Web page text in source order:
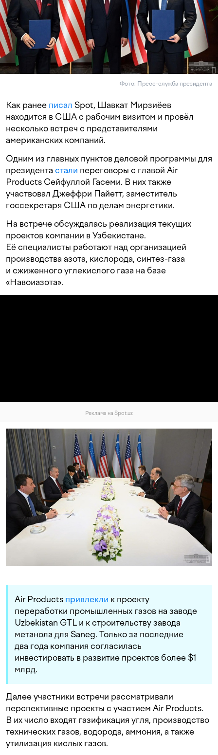
Фото: Пресс-служба президента
Как ранее писал Spot, Шавкат Мирзиёев
находится в США с рабочим визитом и провёл
несколько встреч с представителями
американских компаний.
Одним из главных пунктов деловой программы для
президента стали переговоры с главой Air
Products Сейфуллой Гасеми. В них также
участвовал Джеффри Пайетт, заместитель
госсекретаря США по делам энергетики.
На встрече обсуждалась реализация текущих
проектов компании в Узбекистане.
Её специалисты работают над организацией
производства азота, кислорода, синтез-газа
и сжиженного углекислого газа на базе
«Навоиазота».
Реклама на Spot.uz
Air Products привлекли к проекту
переработки промышленных газов на заводе
Uzbekistan GTL и к строительству завода
метанола для Saneg. Только за последние
два года компания согласилась
инвестировать в развитие проектов более $1
млрд.
Далее участники встречи рассматривали
перспективные проекты с участием Air Products.
В их число входят газификация угля, производство
технических газов, водорода, аммония, а также
утилизация кислых газов.